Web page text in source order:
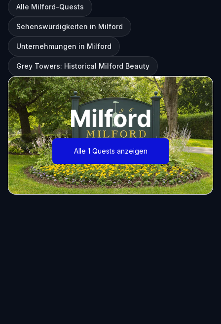
Alle Milford-Quests
Sehenswürdigkeiten in Milford
Unternehmungen in Milford
Grey Towers: Historical Milford Beauty
Milford
Alle 1 Quests anzeigen